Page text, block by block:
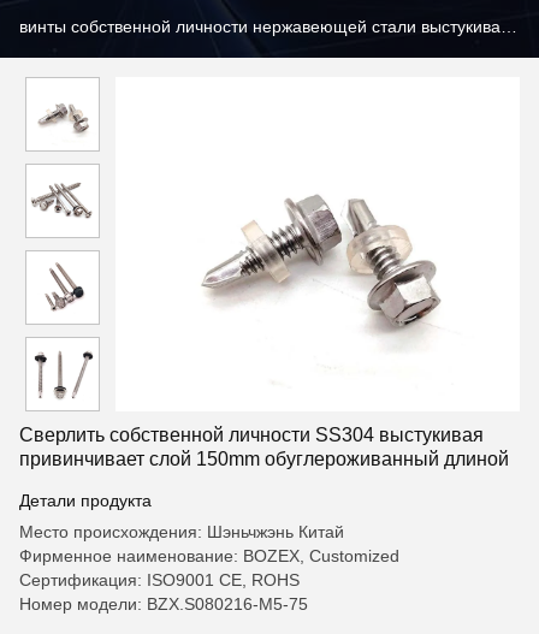
винты собственной личности нержавеющей стали выстукивая
привинчивает слой 150mm обуглероживанный длиной
Сверлить собственной личности SS304 выстукивая
привинчивает слой 150mm обуглероживанный длиной
Детали продукта
Место происхождения: Шэньчжэнь Китай
Фирменное наименование: BOZEX, Customized
Сертификация: ISO9001 CE, ROHS
Номер модели: BZX.S080216-M5-75